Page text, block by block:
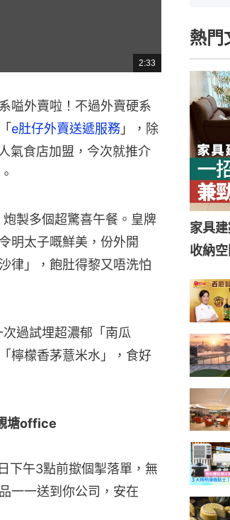
總
共
2:33
嗌外賣啦！不過外賣硬系
e肚仔外賣送遞服務 」，除
氣食店加盟，今次就推介
製多個超驚喜午餐。皇牌
明太子嘅鮮美，份外開
律」，飽肚得黎又唔洗怕
過試埋超濃郁「南瓜
檸檬香茅薏米水」，食好
塘office
下午3點前撳個掣落單，無
一一送到你公司，安在
熱門
家具
收納